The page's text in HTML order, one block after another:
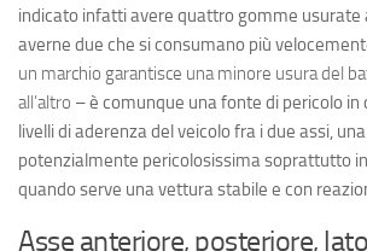
indicato infatti avere quattro gomme usurate
averne due che si consumano più
un marchio garantisce una minore usura del
all’altro – è comunque una fonte di pericolo
livelli di aderenza del veicolo fra i due assi,
potenzialmente pericolosissima soprattutto
quando serve una vettura stabile e con
Asse anteriore, posteriore,